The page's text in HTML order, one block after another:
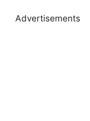
Advertisements